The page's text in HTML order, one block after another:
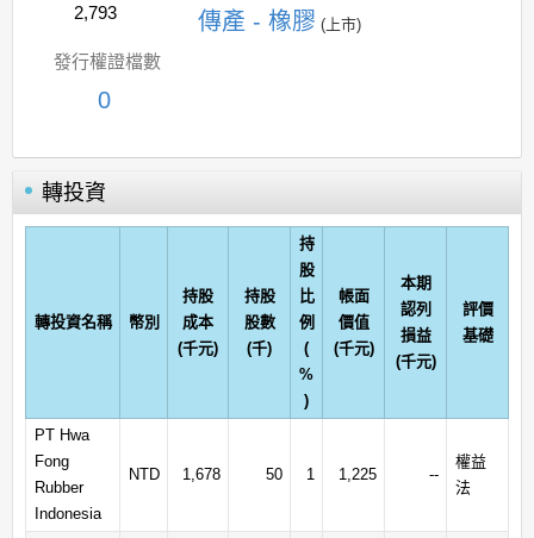
2,793
傳產 - 橡膠 (上市)
發行權證檔數
0
轉投資
轉投資名稱 幣別
持股
成本
(千元)
持股
股數
(千)
持
股
比
例
(
%
)
帳面
價值
(千元)
本期
認列
損益
(千元)
評價
基礎
PT Hwa
Fong
Rubber
Indonesia
NTD 1,678 50 1 1,225 --
權益
法